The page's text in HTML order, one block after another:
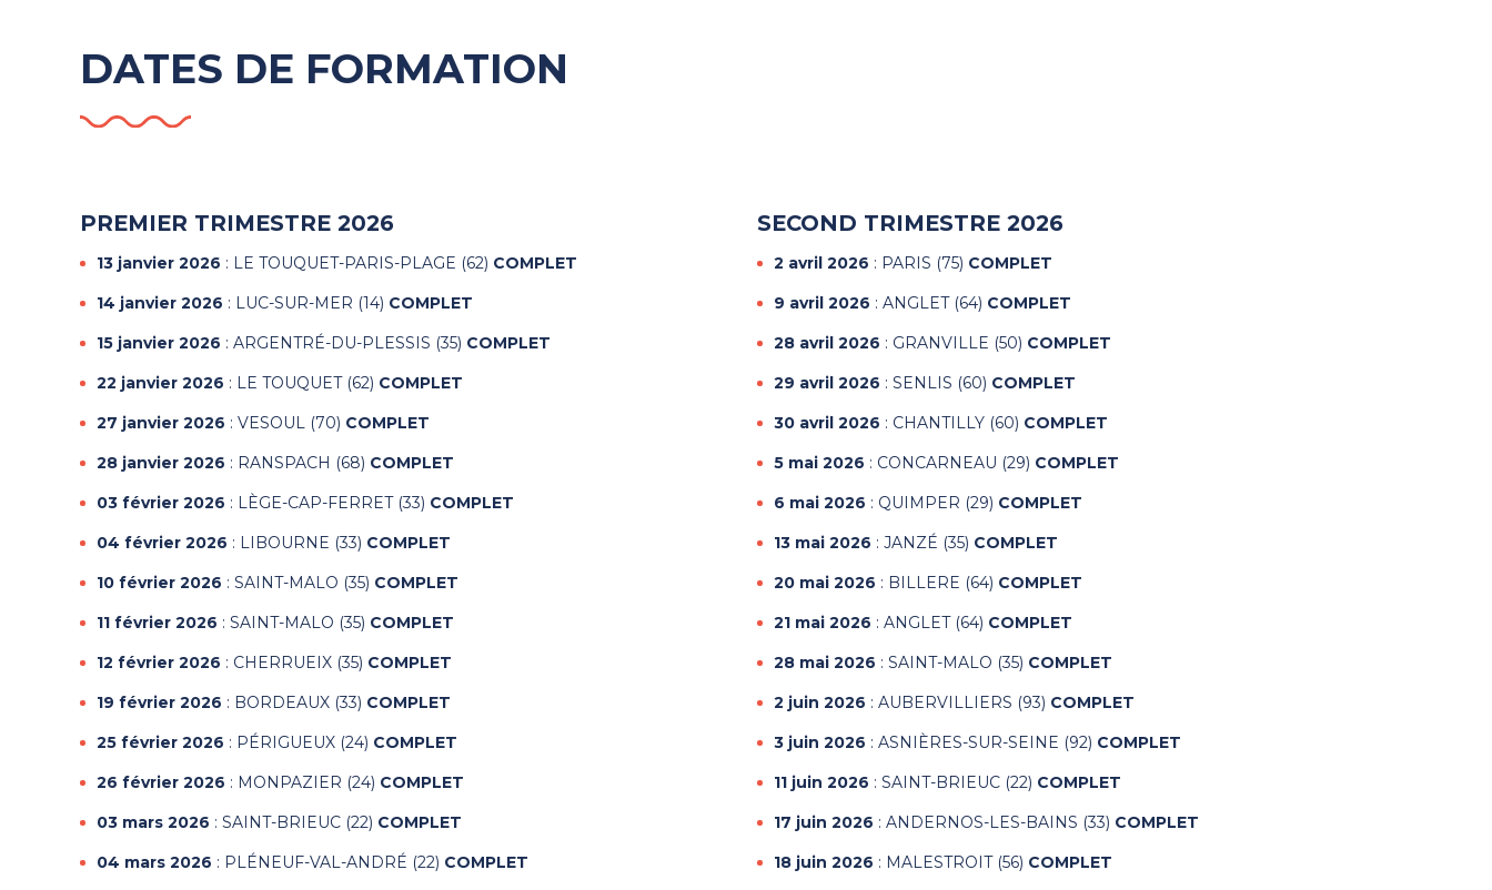
DATES DE FORMATION
PREMIER TRIMESTRE 2026
13 janvier 2026 : LE TOUQUET-PARIS-PLAGE (62) COMPLET
14 janvier 2026 : LUC-SUR-MER (14) COMPLET
15 janvier 2026 : ARGENTRÉ-DU-PLESSIS (35) COMPLET
22 janvier 2026 : LE TOUQUET (62) COMPLET
27 janvier 2026 : VESOUL (70) COMPLET
28 janvier 2026 : RANSPACH (68) COMPLET
03 février 2026 : LÈGE-CAP-FERRET (33) COMPLET
04 février 2026 : LIBOURNE (33) COMPLET
10 février 2026 : SAINT-MALO (35) COMPLET
11 février 2026 : SAINT-MALO (35) COMPLET
12 février 2026 : CHERRUEIX (35) COMPLET
19 février 2026 : BORDEAUX (33) COMPLET
25 février 2026 : PÉRIGUEUX (24) COMPLET
26 février 2026 : MONPAZIER (24) COMPLET
03 mars 2026 : SAINT-BRIEUC (22) COMPLET
04 mars 2026 : PLÉNEUF-VAL-ANDRÉ (22) COMPLET
SECOND TRIMESTRE 2026
2 avril 2026 : PARIS (75) COMPLET
9 avril 2026 : ANGLET (64) COMPLET
28 avril 2026 : GRANVILLE (50) COMPLET
29 avril 2026 : SENLIS (60) COMPLET
30 avril 2026 : CHANTILLY (60) COMPLET
5 mai 2026 : CONCARNEAU (29) COMPLET
6 mai 2026 : QUIMPER (29) COMPLET
13 mai 2026 : JANZÉ (35) COMPLET
20 mai 2026 : BILLERE (64) COMPLET
21 mai 2026 : ANGLET (64) COMPLET
28 mai 2026 : SAINT-MALO (35) COMPLET
2 juin 2026 : AUBERVILLIERS (93) COMPLET
3 juin 2026 : ASNIÈRES-SUR-SEINE (92) COMPLET
11 juin 2026 : SAINT-BRIEUC (22) COMPLET
17 juin 2026 : ANDERNOS-LES-BAINS (33) COMPLET
18 juin 2026 : MALESTROIT (56) COMPLET